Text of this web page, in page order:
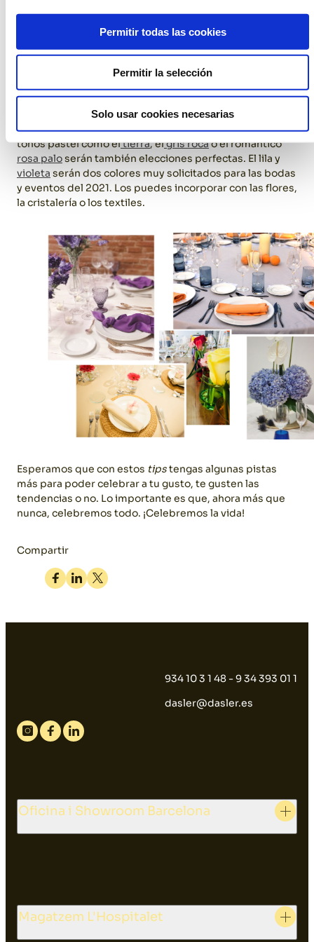
Permitir todas las cookies
Permitir la selección
Solo usar cookies necesarias
fucsia,amarilloorojose pueden combinar de manera
sutil jugando con las servilletas o los
vasos de colores
es, ni mucho menos, sinónimo de estridente. Elnaranja
también será uno de los que más se llevarán, ya que
como el amarillo quedan genial combinado con el verde.
Tampoco hay que olvidar que después de la pandemia
muchas parejas han optado por enlaces sencillos, de
pequeño formato e íntimos. En estas celebraciones los
tonos pastel como eltierra, elgris rocao el romántico
rosa paloserán también elecciones perfectas. El lila y
violeta serán dos colores muy solicitados para las bodas
y eventos del 2021. Los puedes incorporar con las flores,
la cristalería o los textiles.
Esperamos que con estos tipstengas algunas pistas
más para poder celebrar a tu gusto, te gusten las
tendencias o no. Lo importante es que, ahora más que
nunca, celebremos todo. ¡Celebremos la vida!
Compartir
Facebook
LinkedinTwitter
934 10 3 1 48 - 9 34 393 01 1
dasler@dasler.es
Instagram
FacebookLinkedin
Oficina i Showroom Barcelona
Magatzem L'Hospitalet